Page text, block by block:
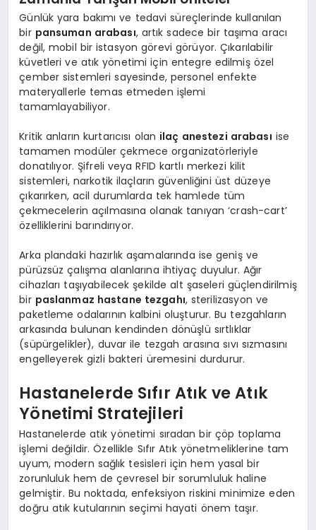
Günlük yara bakımı ve tedavi süreçlerinde kullanılan
bir pansuman arabası, artık sadece bir taşıma aracı
değil, mobil bir istasyon görevi görüyor. Çıkarılabilir
küvetleri ve atık yönetimi için entegre edilmiş özel
çember sistemleri sayesinde, personel enfekte
materyallerle temas etmeden işlemi
tamamlayabiliyor.
Kritik anların kurtarıcısı olan ilaç anestezi arabası ise
tamamen modüler çekmece organizatörleriyle
donatılıyor. Şifreli veya RFID kartlı merkezi kilit
sistemleri, narkotik ilaçların güvenliğini üst düzeye
çıkarırken, acil durumlarda tek hamlede tüm
çekmecelerin açılmasına olanak tanıyan ‘crash-cart’
özelliklerini barındırıyor.
Arka plandaki hazırlık aşamalarında ise geniş ve
pürüzsüz çalışma alanlarına ihtiyaç duyulur. Ağır
cihazları taşıyabilecek şekilde alt şaseleri güçlendirilmiş
bir paslanmaz hastane tezgahı, sterilizasyon ve
paketleme odalarının kalbini oluşturur. Bu tezgahların
arkasında bulunan kendinden dönüşlü sırtlıklar
(süpürgelikler), duvar ile tezgah arasına sıvı sızmasını
engelleyerek gizli bakteri üremesini durdurur.
Hastanelerde Sıfır Atık ve Atık
Yönetimi Stratejileri
Hastanelerde atık yönetimi sıradan bir çöp toplama
işlemi değildir. Özellikle Sıfır Atık yönetmeliklerine tam
uyum, modern sağlık tesisleri için hem yasal bir
zorunluluk hem de çevresel bir sorumluluk haline
gelmiştir. Bu noktada, enfeksiyon riskini minimize eden
doğru atık kutularının seçimi hayati önem taşır.